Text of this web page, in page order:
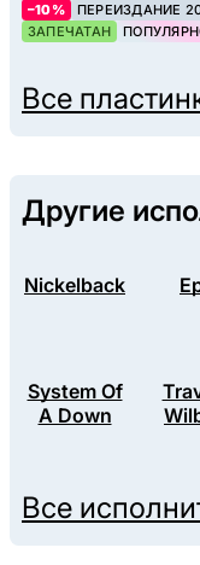
–10%
ПЕРЕИЗДАНИЕ
ЗАПЕЧАТАН
Все
Другие
Nickelback
System Of
A Down
Все